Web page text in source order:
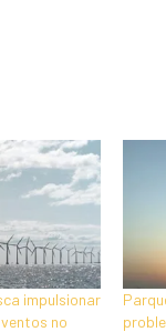
impulsionar
no